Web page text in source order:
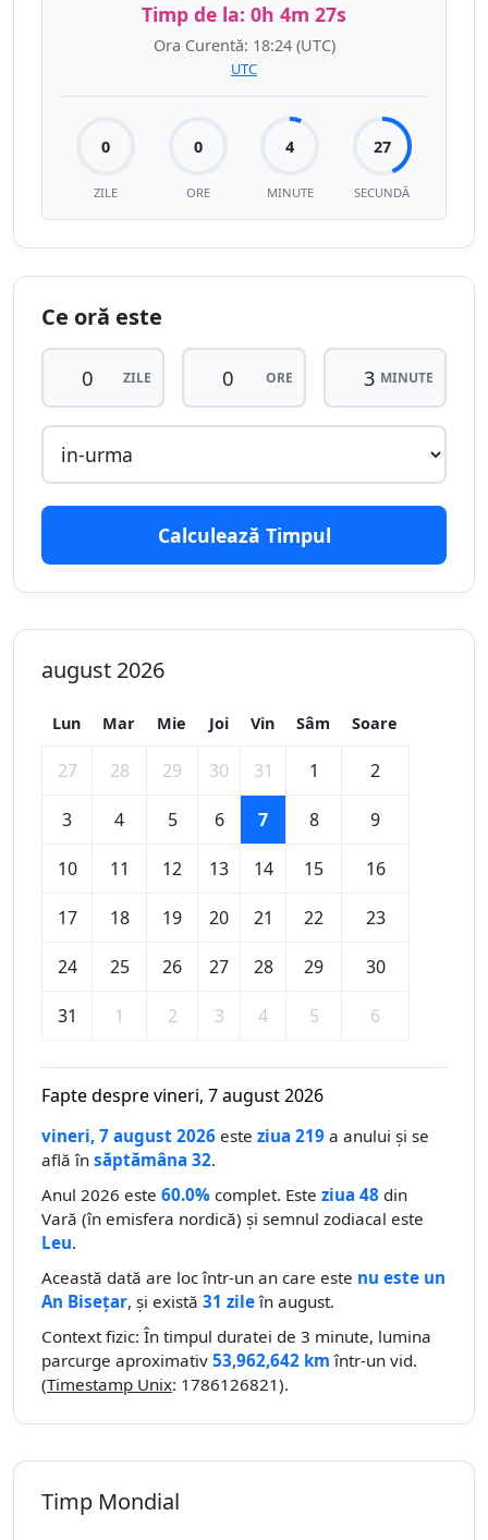
Timp de la: 0h 4m 27s
Ora Curentă: 18:24 (UTC)
UTC
0
ZILE
0
ORE
4
MINUTE
27
SECUNDĂ
Ce oră este
ZILE ORE MINUTE
Calculează Timpul
august 2026
Lun Mar Mie Joi Vin Sâm Soare
27 28 29 30 31 1 2
3 4 5 6 7 8 9
10 11 12 13 14 15 16
17 18 19 20 21 22 23
24 25 26 27 28 29 30
31 1 2 3 4 5 6
Fapte despre vineri, 7 august 2026
vineri, 7 august 2026 este ziua 219 a anului și se
află în săptămâna 32.
Anul 2026 este 60.0% complet. Este ziua 48 din
Vară (în emisfera nordică) și semnul zodiacal este
Leu.
Această dată are loc într-un an care este nu este un
An Bisețar, și există 31 zileîn august.
Context fizic: În timpul duratei de 3 minute, lumina
parcurge aproximativ 53,962,642 km într-un vid.
(Timestamp Unix: 1786126821).
Timp Mondial